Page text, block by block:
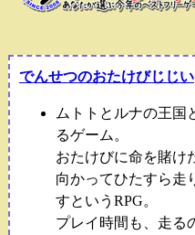
でんせつのおたけびじじい
ムトトとルナの王国
るゲーム。
おたけびに命を賭け
向かってひたすら走
すというRPG。
プレイ時間も、走る